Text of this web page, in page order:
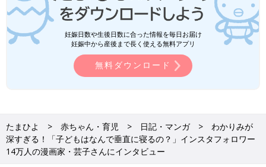
妊娠日数や生後日数に合った情報を毎日お届け
妊娠中から産後まで長く使える無料アプリ
無料ダウンロード
たまひよ 赤ちゃん・育児 日記・マンガ
わかりみが
深すぎる！「子どもはなんで垂直に寝るの？」インスタフォロワー
14万人の漫画家・芸子さんにインタビュー